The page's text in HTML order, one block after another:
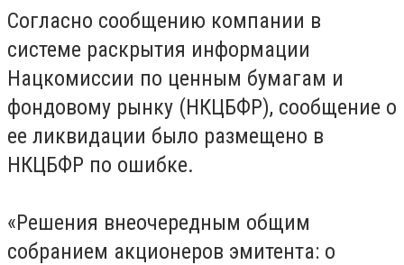
Согласно сообщению компании в
системе раскрытия информации
Нацкомиссии по ценным бумагам и
фондовому рынку (НКЦБФР), сообщение о
ее ликвидации было размещено в
НКЦБФР по ошибке.
«Решения внеочередным общим
собранием акционеров эмитента: о